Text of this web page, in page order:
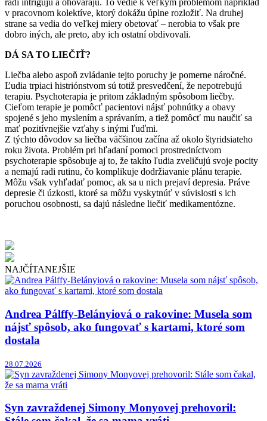
radi intrigujú a ohovárajú. To vedie k veľkým problémom napríklad
v pracovnom kolektíve, ktorý dokážu úplne rozložiť. Na druhej
strane sa vedia do veľkej miery obetovať – nerobia to však pre
dobro iných, ale preto, aby ich ostatní obdivovali.
DÁ SA TO LIEČIŤ?
Liečba alebo aspoň zvládanie tejto poruchy je pomerne náročné.
Ľudia trpiaci histriónstvom sú totiž presvedčení, že nepotrebujú
terapiu. Psychoterapia je pritom základným spôsobom liečby.
Cieľom terapie je pomôcť pacientovi nájsť pohnútky a obavy
spojené s jeho myslením a správaním, a tiež pomôcť mu naučiť sa
mať pozitívnejšie vzťahy s inými ľuďmi.
Z týchto dôvodov sa liečba väčšinou začína až okolo štyridsiateho
roku života. Problém pri hľadaní pomoci prostredníctvom
psychoterapie spôsobuje aj to, že takíto ľudia zveličujú svoje pocity
a nemajú radi rutinu, čo komplikuje dodržiavanie plánu terapie.
Môžu však vyhľadať pomoc, ak sa u nich prejaví depresia. Práve
depresie či úzkosti, ktoré sa môžu vyskytnúť v súvislosti s ich
poruchou osobnosti, sa dajú následne liečiť medikamentózne.
NAJČÍTANEJŠIE
Andrea Pálffy-Belányiová o rakovine: Musela som
nájsť spôsob, ako fungovať s kartami, ktoré som
dostala
28.07.2026
Syn zavraždenej Simony Monyovej prehovoril: